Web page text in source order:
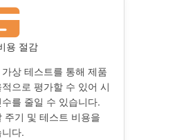
용 절감
상 테스트를 통해 제품
으로 평가할 수 있어 시
를 줄일 수 있습니다.
주기 및 테스트 비용을
다.